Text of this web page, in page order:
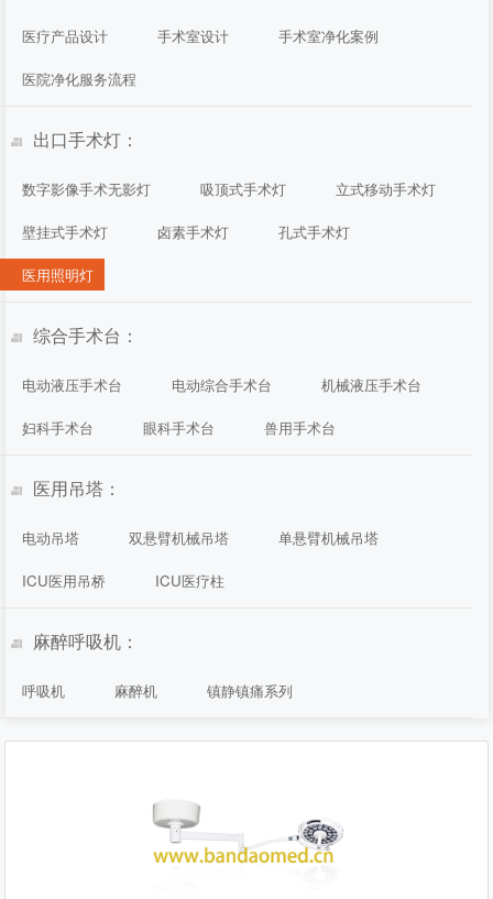
医疗产品设计 手术室设计 手术室净化案例
医院净化服务流程
出口手术灯：
数字影像手术无影灯 吸顶式手术灯 立式移动手术灯
壁挂式手术灯 卤素手术灯 孔式手术灯
医用照明灯
综合手术台：
电动液压手术台 电动综合手术台 机械液压手术台
妇科手术台 眼科手术台 兽用手术台
医用吊塔：
电动吊塔 双悬臂机械吊塔 单悬臂机械吊塔
ICU医用吊桥 ICU医疗柱
麻醉呼吸机：
呼吸机 麻醉机 镇静镇痛系列